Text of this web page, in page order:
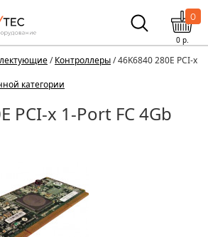
0
0р.
/Контроллеры/ 46K6840 280E PCI-x
категории
PCI-x 1-Port FC 4Gb